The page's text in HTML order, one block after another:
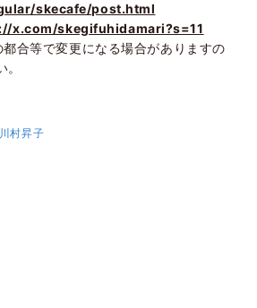
skecafe/post.html
x.com/skegifuhidamari?s=11
合等で変更になる場合がありますの
村昇子